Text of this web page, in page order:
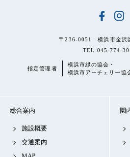
〒236-0051 横浜市金沢
TEL 045-774-
指定管理者
横浜市緑の協会・
横浜市アーチェリー協
総合案内
施設概要
交通案内
園